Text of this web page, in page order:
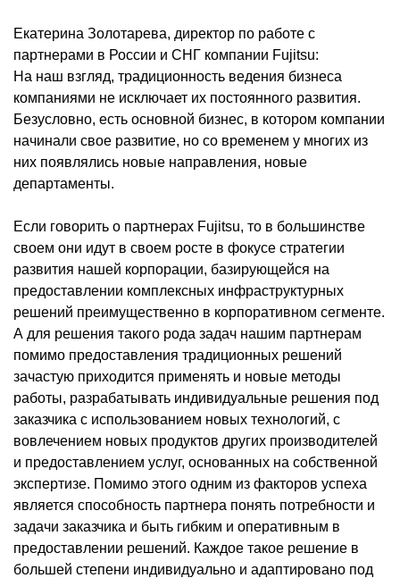
Екатерина Золотарева, директор по работе с
партнерами в России и СНГ компании Fujitsu:
На наш взгляд, традиционность ведения бизнеса
компаниями не исключает их постоянного развития.
Безусловно, есть основной бизнес, в котором компании
начинали свое развитие, но со временем у многих из
них появлялись новые направления, новые
департаменты.
Если говорить о партнерах Fujitsu, то в большинстве
своем они идут в своем росте в фокусе стратегии
развития нашей корпорации, базирующейся на
предоставлении комплексных инфраструктурных
решений преимущественно в корпоративном сегменте.
А для решения такого рода задач нашим партнерам
помимо предоставления традиционных решений
зачастую приходится применять и новые методы
работы, разрабатывать индивидуальные решения под
заказчика с использованием новых технологий, с
вовлечением новых продуктов других производителей
и предоставлением услуг, основанных на собственной
экспертизе. Помимо этого одним из факторов успеха
является способность партнера понять потребности и
задачи заказчика и быть гибким и оперативным в
предоставлении решений. Каждое такое решение в
большей степени индивидуально и адаптировано под